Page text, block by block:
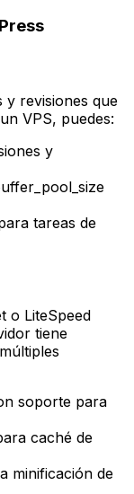
y revisiones que
VPS, puedes:
y
tareas de
o LiteSpeed
tiene
soporte para
caché de
minificación de